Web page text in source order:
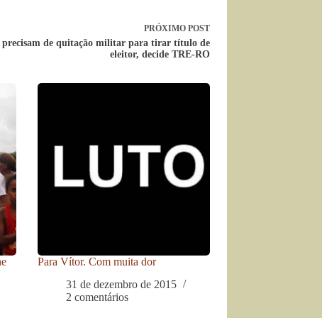
PRÓXIMO POST
precisam de quitação militar para tirar título de
eleitor, decide TRE-RO
Para Vítor. Com muita dor
31 de dezembro de 2015
2 comentários